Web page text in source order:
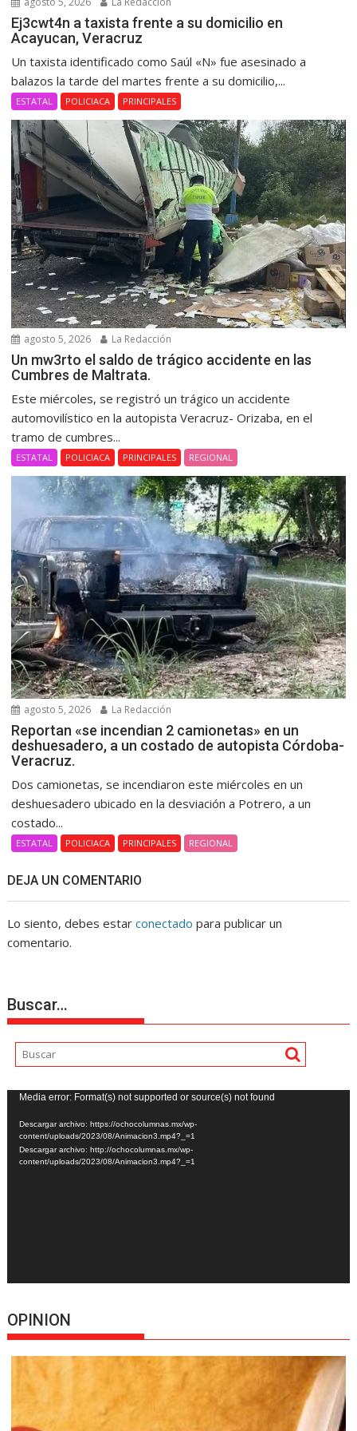
Ej3cwt4n a taxista frente a su domicilio en
Acayucan, Veracruz
Un taxista identificado como Saúl «N» fue asesinado a
balazos la tarde del martes frente a su domicilio,...
ESTATAL POLICIACA PRINCIPALES
agosto 5, 2026 La Redacción
Un mw3rto el saldo de trágico accidente en las
Cumbres de Maltrata.
Este miércoles, se registró un trágico un accidente
automovilístico en la autopista Veracruz- Orizaba, en el
tramo de cumbres...
ESTATAL POLICIACA PRINCIPALES REGIONAL
agosto 5, 2026 La Redacción
Reportan «se incendian 2 camionetas» en un
deshuesadero, a un costado de autopista Córdoba-
Veracruz.
Dos camionetas, se incendiaron este miércoles en un
deshuesadero ubicado en la desviación a Potrero, a un
costado...
ESTATAL POLICIACA PRINCIPALES REGIONAL
DEJA UN COMENTARIO
Lo siento, debes estarconectado para publicar un
comentario.
Buscar…
Reproductor
de
vídeo
Media error: Format(s) not supported or source(s) not found
Descargar archivo: https://ochocolumnas.mx/wp-
content/uploads/2023/08/Animacion3.mp4?_=1
Descargar archivo: http://ochocolumnas.mx/wp-
content/uploads/2023/08/Animacion3.mp4?_=1
OPINION